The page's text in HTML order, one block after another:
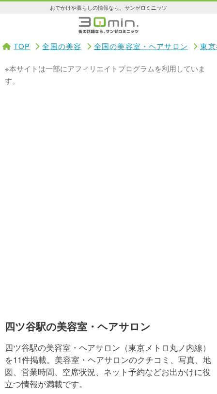
おでかけや暮らしの情報なら、サンゼロミニッツ
TOP 全国の美容 全国の美容室・ヘアサロン 東
※本サイトは一部にアフィリエイトプログラムを利用していま
す。
四ツ谷駅の美容室・ヘアサロン
四ツ谷駅の美容室・ヘアサロン（東京メトロ丸ノ内線）
を11件掲載。美容室・ヘアサロンのクチコミ、写真、地
図、営業時間、空席状況、ネット予約などお出かけに役
立つ情報が満載です。